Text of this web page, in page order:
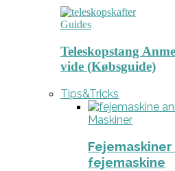
Guides
Teleskopstang
vide (Købsguide)
Tips&Tricks
Maskiner
fejemaskine